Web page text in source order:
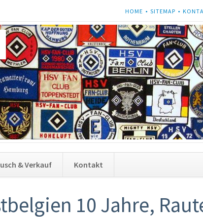
NAVIGATION
HOME SITEMAP
überspringen
& Verkauf Kontakt
10 Jahre,